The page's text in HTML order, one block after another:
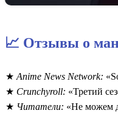
📈 Отзывы о
Anime News Network:
Crunchyroll: «Третий
Читатели: «Не можем